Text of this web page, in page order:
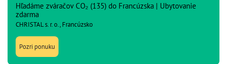
Hľadáme zváračov CO₂ (135) do Francúzska | Ubytovanie
zdarma
CHRISTAL s. r. o., Francúzsko
Pozri ponuku